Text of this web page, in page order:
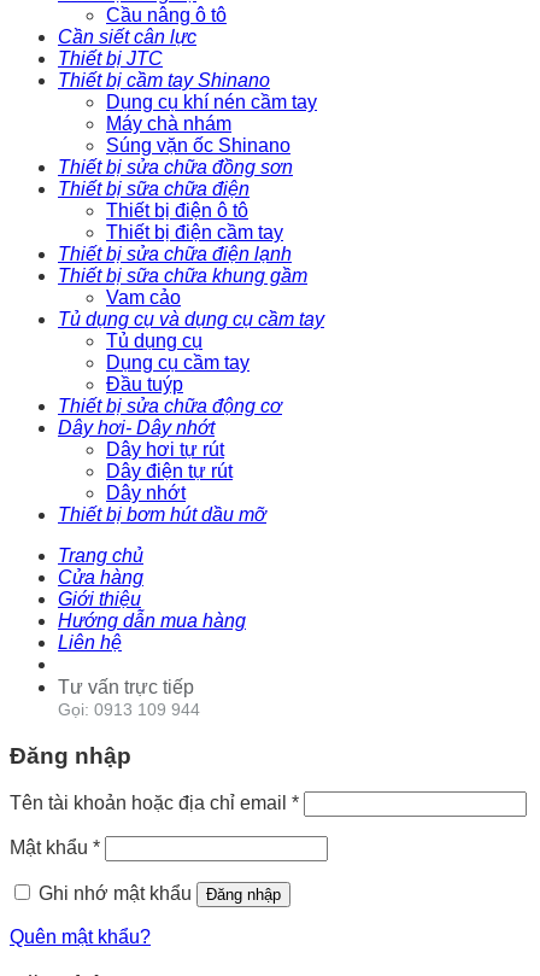
Cầu nâng ô tô
Cần siết cân lực
Thiết bị JTC
Thiết bị cầm tay Shinano
Dụng cụ khí nén cầm tay
Máy chà nhám
Súng vặn ốc Shinano
Thiết bị sửa chữa đồng sơn
Thiết bị sữa chữa điện
Thiết bị điện ô tô
Thiết bị điện cầm tay
Thiết bị sửa chữa điện lạnh
Thiết bị sữa chữa khung gầm
Vam cảo
Tủ dụng cụ và dụng cụ cầm tay
Tủ dụng cụ
Dụng cụ cầm tay
Đầu tuýp
Thiết bị sửa chữa động cơ
Dây hơi- Dây nhớt
Dây hơi tự rút
Dây điện tự rút
Dây nhớt
Thiết bị bơm hút dầu mỡ
Trang chủ
Cửa hàng
Giới thiệu
Hướng dẫn mua hàng
Liên hệ
Tư vấn trực tiếp
Gọi: 0913 109 944
Đăng nhập
Tên tài khoản hoặc địa chỉ email *
Mật khẩu *
Ghi nhớ mật khẩu Đăng nhập
Quên mật khẩu?